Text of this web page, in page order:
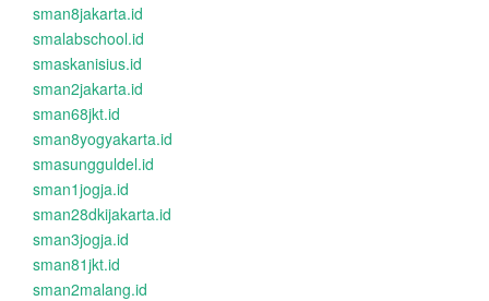
sman8jakarta.id
smalabschool.id
smaskanisius.id
sman2jakarta.id
sman68jkt.id
sman8yogyakarta.id
smasungguldel.id
sman1jogja.id
sman28dkijakarta.id
sman3jogja.id
sman81jkt.id
sman2malang.id